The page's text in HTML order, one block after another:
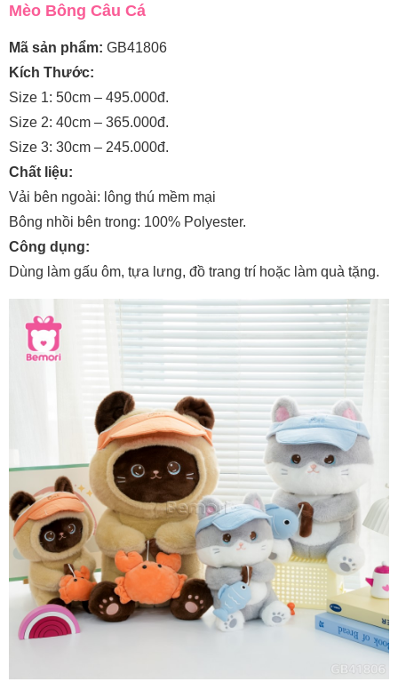
Mèo Bông Câu Cá
Mã sản phẩm: GB41806
Kích Thước:
Size 1: 50cm – 495.000đ.
Size 2: 40cm – 365.000đ.
Size 3: 30cm – 245.000đ.
Chất liệu:
Vải bên ngoài: lông thú mềm mại
Bông nhồi bên trong: 100% Polyester.
Công dụng:
Dùng làm gấu ôm, tựa lưng, đồ trang trí hoặc làm quà tặng.